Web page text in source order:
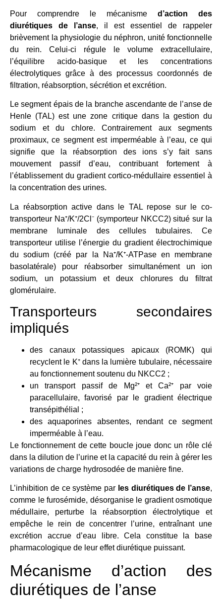
Pour comprendre le mécanisme d’action des
diurétiques de l’anse, il est essentiel de rappeler
brièvement la physiologie du néphron, unité fonctionnelle
du rein. Celui-ci régule le volume extracellulaire,
l’équilibre acido-basique et les concentrations
électrolytiques grâce à des processus coordonnés de
filtration, réabsorption, sécrétion et excrétion.
Le segment épais de la branche ascendante de l’anse de
Henle (TAL) est une zone critique dans la gestion du
sodium et du chlore. Contrairement aux segments
proximaux, ce segment est imperméable à l’eau, ce qui
signifie que la réabsorption des ions s’y fait sans
mouvement passif d’eau, contribuant fortement à
l’établissement du gradient cortico-médullaire essentiel à
la concentration des urines.
La réabsorption active dans le TAL repose sur le co-
transporteur Na⁺/K⁺/2Cl⁻ (symporteur NKCC2) situé sur la
membrane luminale des cellules tubulaires. Ce
transporteur utilise l’énergie du gradient électrochimique
du sodium (créé par la Na⁺/K⁺-ATPase en membrane
basolatérale) pour réabsorber simultanément un ion
sodium, un potassium et deux chlorures du filtrat
glomérulaire.
Transporteurs secondaires
impliqués
des canaux potassiques apicaux (ROMK) qui
recyclent le K⁺ dans la lumière tubulaire, nécessaire
au fonctionnement soutenu du NKCC2 ;
un transport passif de Mg²⁺ et Ca²⁺ par voie
paracellulaire, favorisé par le gradient électrique
transépithélial ;
des aquaporines absentes, rendant ce segment
imperméable à l’eau.
Le fonctionnement de cette boucle joue donc un rôle clé
dans la dilution de l’urine et la capacité du rein à gérer les
variations de charge hydrosodée de manière fine.
L’inhibition de ce système par les diurétiques de l’anse,
comme le furosémide, désorganise le gradient osmotique
médullaire, perturbe la réabsorption électrolytique et
empêche le rein de concentrer l’urine, entraînant une
excrétion accrue d’eau libre. Cela constitue la base
pharmacologique de leur effet diurétique puissant.
Mécanisme d’action des
diurétiques de l’anse